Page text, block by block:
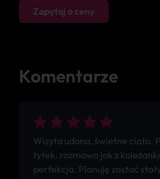
Zapytaj o ceny
Komentarze
Wizyta udana, świetne ciało.
tyłek. rozmowa jak z
perfekcja. Planuję zostać